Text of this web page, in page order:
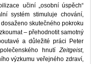
učiní „osobní úspěch“
systém stimuluje chování,
skutečného pokroku
– přehodnotit samotný
a důležité práci Peter
hnutíZeitgeist,
výzkumu veřejného zdraví,